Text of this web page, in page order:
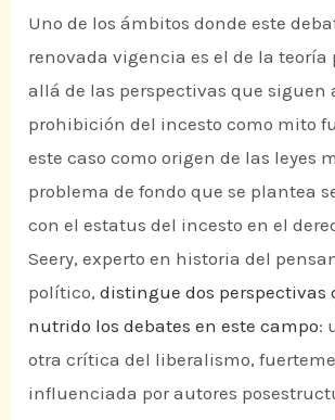
Uno de los ámbitos donde este
renovada vigencia es el de la teoría
allá de las perspectivas que siguen
prohibición del incesto como mito
este caso como origen de las leyes
problema de fondo que se plantea
con el estatus del incesto en el
Seery, experto en historia del
político,distingue dos perspectivas
nutrido los debates en este campo:
otra crítica del liberalismo,
influenciada por autores